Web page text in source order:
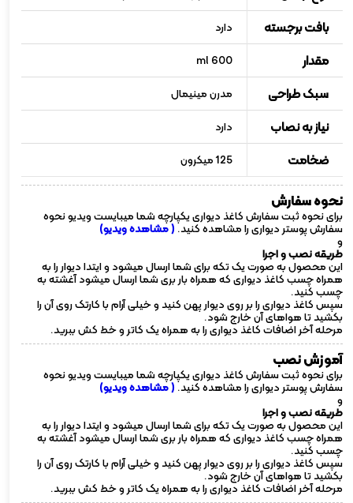
بافت برجسته دارد
مقدار 600 ml
سبک طراحی مدرن مینیمال
نیاز به نصاب دارد
ضخامت 125 میکرون
نحوه سفارش
برای نحوه ثبت سفارش کاغذ دیواری یکپارچه شما میبایست ویدیو نحوه
سفارش پوستر دیواری را مشاهده کنید.( مشاهده ویدیو)
و
طریقه نصب و اجرا
این محصول به صورت یک تکه برای شما ارسال میشود و ایتدا دیوار را به
همراه چسب کاغذ دیواری که همراه بار بری شما ارسال میشود آغشته به
چسب کنید.
سپس کاغذ دیواری را بر روی دیوار پهن کنید و خیلی آرام با کارتک روی آن را
بکشید تا هواهای آن خارج شود.
مرحله آخر اضافات کاغذ دیواری را به همراه یک کاتر و خط کش ببرید.
آموزش نصب
برای نحوه ثبت سفارش کاغذ دیواری یکپارچه شما میبایست ویدیو نحوه
سفارش پوستر دیواری را مشاهده کنید.( مشاهده ویدیو)
و
طریقه نصب و اجرا
این محصول به صورت یک تکه برای شما ارسال میشود و ایتدا دیوار را به
همراه چسب کاغذ دیواری که همراه بار بری شما ارسال میشود آغشته به
چسب کنید.
سپس کاغذ دیواری را بر روی دیوار پهن کنید و خیلی آرام با کارتک روی آن را
بکشید تا هواهای آن خارج شود.
مرحله آخر اضافات کاغذ دیواری را به همراه یک کاتر و خط کش ببرید.